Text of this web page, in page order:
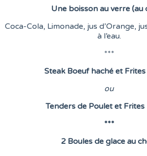
Une boisson au verre (au
Coca-Cola, Limonade, jus d’Orange,
à l’eau.
***
Steak Boeuf haché et
ou
Tenders de Poulet et Frites
***
2 Boules de glace au